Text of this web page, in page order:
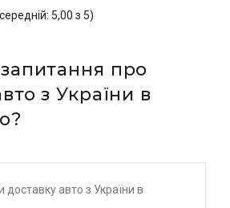
5,00 з 5)
про
з України в
доставку авто з України в